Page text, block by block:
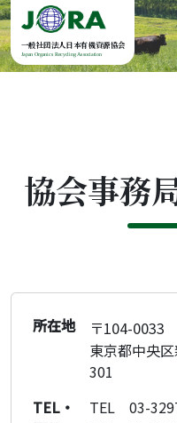
Skip to content
一般社団法人日本有機資源協会
Japan Organics Recycling Association
協会事務
所在地
〒104-0033
東京都中央
301
TEL・
TEL 03-